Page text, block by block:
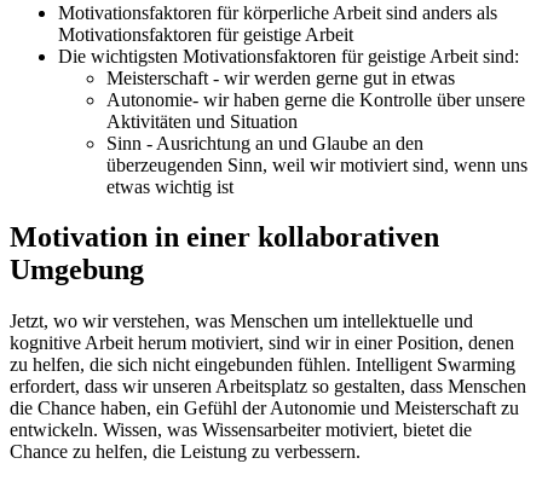
Motivationsfaktoren für körperliche Arbeit sind anders als
Motivationsfaktoren für geistige Arbeit
Die wichtigsten Motivationsfaktoren für geistige Arbeit sind:
Meisterschaft - wir werden gerne gut in etwas
Autonomie- wir haben gerne die Kontrolle über unsere
Aktivitäten und Situation
Sinn - Ausrichtung an und Glaube an den
überzeugenden Sinn, weil wir motiviert sind, wenn uns
etwas wichtig ist
Motivation in einer kollaborativen
Umgebung
Jetzt, wo wir verstehen, was Menschen um intellektuelle und
kognitive Arbeit herum motiviert, sind wir in einer Position, denen
zu helfen, die sich nicht eingebunden fühlen. Intelligent Swarming
erfordert, dass wir unseren Arbeitsplatz so gestalten, dass Menschen
die Chance haben, ein Gefühl der Autonomie und Meisterschaft zu
entwickeln. Wissen, was Wissensarbeiter motiviert, bietet die
Chance zu helfen, die Leistung zu verbessern.